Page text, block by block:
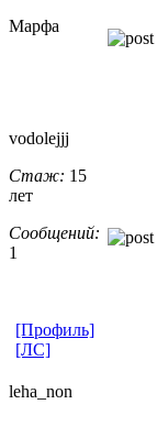
Марфа
vodolejjj
Стаж: 15
лет
Сообщений:
1
[Профиль]
[ЛС]
leha_non